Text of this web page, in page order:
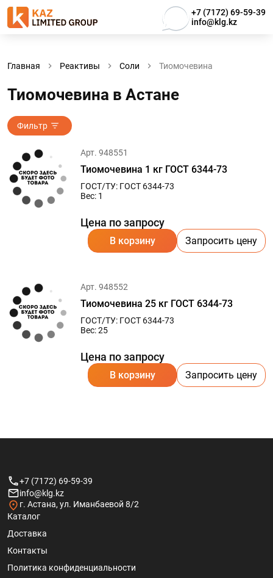
+7 (7172) 69-59-39
info@klg.kz
Главная Реактивы Соли Тиомочевина
Тиомочевина в Астанe
Фильтр
Арт. 948551
Тиомочевина 1 кг ГОСТ 6344-73
ГОСТ/ТУ: ГОСТ 6344-73
Вес: 1
Цена по запросу
В корзину Запросить цену
Арт. 948552
Тиомочевина 25 кг ГОСТ 6344-73
ГОСТ/ТУ: ГОСТ 6344-73
Вес: 25
Цена по запросу
В корзину Запросить цену
+7 (7172) 69-59-39
info@klg.kz
г. Астана, ул. Иманбаевой 8/2
Каталог
Доставка
Контакты
Политика конфиденциальности